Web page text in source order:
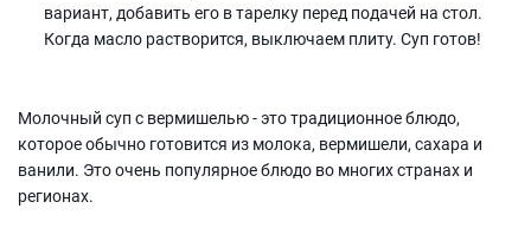
вариант, добавить его в тарелку перед подачей на стол.
Когда масло растворится, выключаем плиту. Суп готов!
Молочный суп с вермишелью - это традиционное блюдо,
которое обычно готовится из молока, вермишели, сахара и
ванили. Это очень популярное блюдо во многих странах и
регионах.